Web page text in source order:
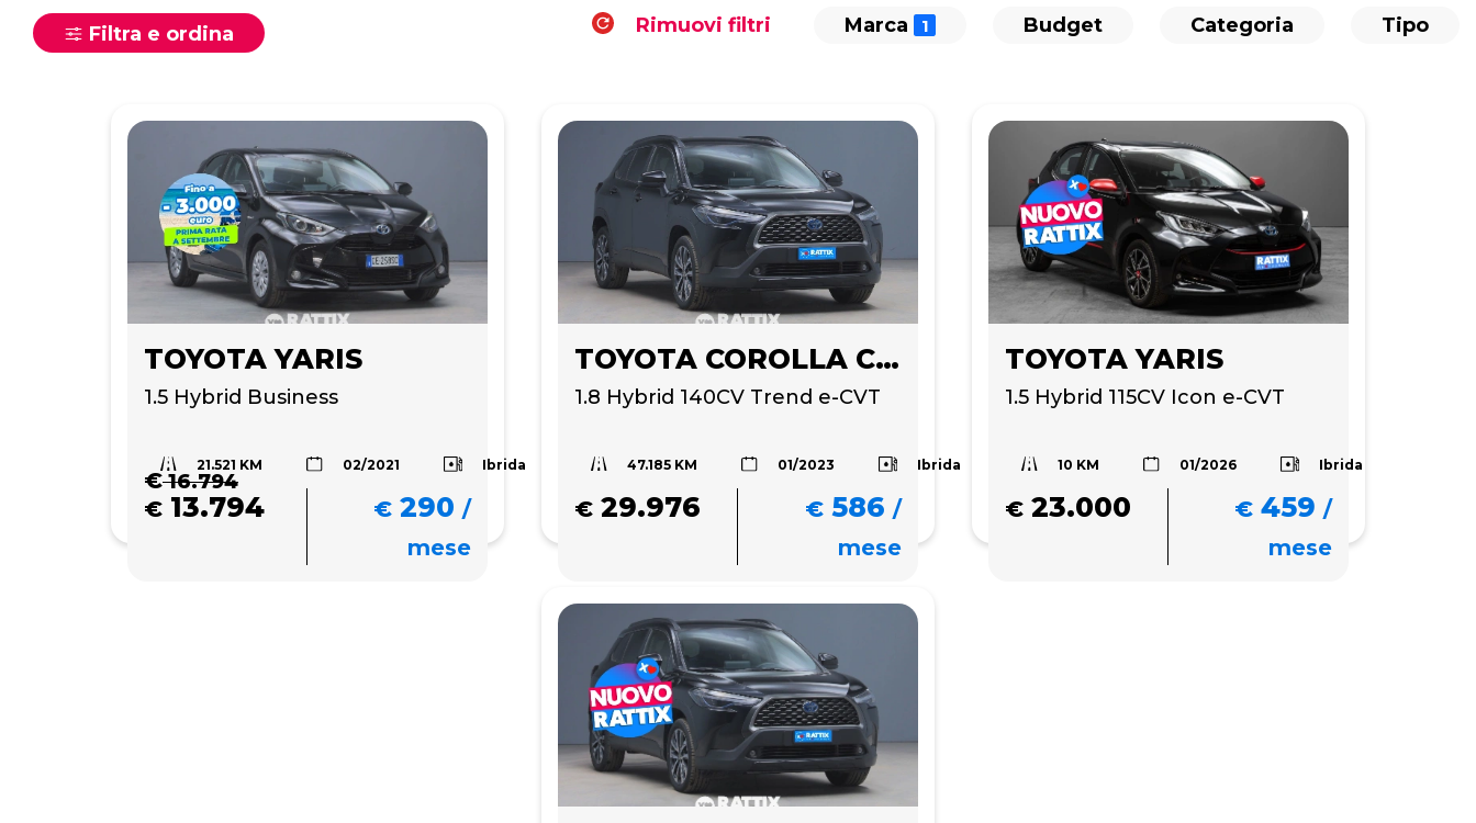
Filtra e ordina Rimuovi filtri Marca Budget Categoria Tipo
TOYOTA YARIS
1.5 Hybrid Business
21.521 KM 02/2021 Ibrida
€16.794
€ 13.794 € 290 /
mese
TOYOTA COROLLA CROSS
1.8 Hybrid 140CV Trend e-CVT
47.185 KM 01/2023 Ibrida
€ 29.976 € 586 /
mese
TOYOTA YARIS
1.5 Hybrid 115CV Icon e-CVT
10 KM 01/2026 Ibrida
€ 23.000 € 459 /
mese